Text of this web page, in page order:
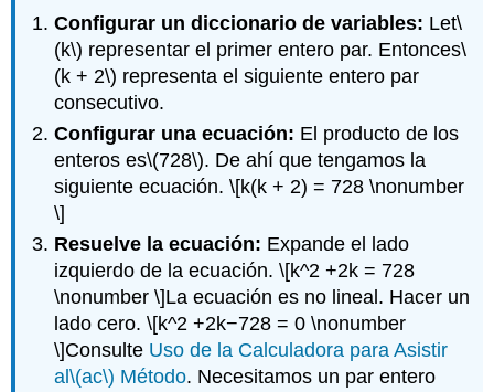
Configurar un diccionario de variables: Let\
(k\) representar el primer entero par. Entonces\
(k + 2\) representa el siguiente entero par
consecutivo.
Configurar una ecuación: El producto de los
enteros es\(728\). De ahí que tengamos la
siguiente ecuación.\[k(k + 2) = 728 \nonumber
\]
Resuelve la ecuación: Expande el lado
izquierdo de la ecuación.\[k^2 +2k = 728
\nonumber \]La ecuación es no lineal. Hacer un
lado cero.\[k^2 +2k−728 = 0 \nonumber
\]Consulte Uso de la Calculadora para Asistir
al\(ac\) Método. Necesitamos un par entero